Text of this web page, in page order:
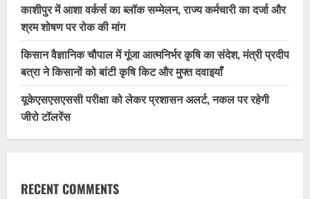
काशीपुर में आशा वर्कर्स का ब्लॉक सम्मेलन, राज्य कर्मचारी का दर्जा और
श्रम शोषण पर रोक की मांग
किसान वैज्ञानिक चौपाल में गूंजा आत्मनिर्भर कृषि का संदेश, मंत्री प्रदीप
बत्रा ने किसानों को बांटी कृषि किट और मुफ्त दवाइयाँ
यूकेएसएसएससी परीक्षा को लेकर प्रशासन अलर्ट, नकल पर रहेगी
जीरो टॉलरेंस
RECENT COMMENTS